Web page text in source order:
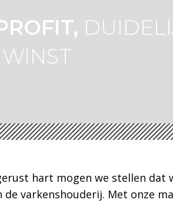
hart mogen we stellen
de varkenshouderij. Met onze